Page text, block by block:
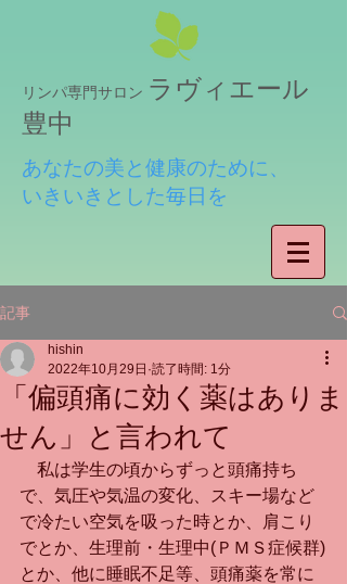
リンパ専門サロン ラヴィエール
豊中
あなたの美と健康のために、
いきいきとした毎日を
記事
「偏頭痛に効く薬はありま
せん」と言われて
hishin
2022年10月29日 読了時間: 1分
私は学生の頃からずっと頭痛持ち
で、気圧や気温の変化、スキー場など
で冷たい空気を吸った時とか、肩こり
でとか、生理前・生理中(ＰＭＳ症候群)
とか、他に睡眠不足等、頭痛薬を常に